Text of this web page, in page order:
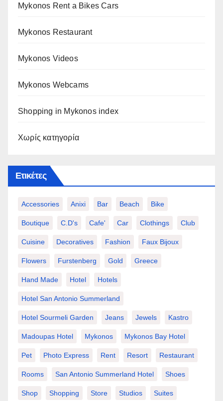
Mykonos Rent a Bikes Cars
Mykonos Restaurant
Mykonos Videos
Mykonos Webcams
Shopping in Mykonos index
Χωρίς κατηγορία
Ετικέτες
Accessories Anixi Bar Beach Bike
Boutique C.d's Cafe' Car Clothings Club
Cuisine Decoratives Fashion Faux Bijoux
Flowers Furstenberg Gold Greece
Hand Made Hotel Hotels
Hotel San Antonio Summerland
Hotel Sourmeli Garden Jeans Jewels Kastro
Madoupas Hotel Mykonos Mykonos Bay Hotel
Pet Photo Express Rent Resort Restaurant
Rooms San Antonio Summerland Hotel Shoes
Shop Shopping Store Studios Suites